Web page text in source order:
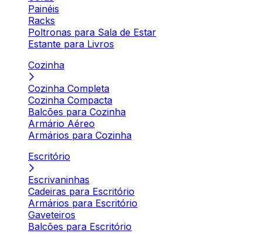
Painéis
Racks
Poltronas para Sala de Estar
Estante para Livros
Cozinha
Cozinha Completa
Cozinha Compacta
Balcões para Cozinha
Armário Aéreo
Armários para Cozinha
Escritório
Escrivaninhas
Cadeiras para Escritório
Armários para Escritório
Gaveteiros
Balcões para Escritório